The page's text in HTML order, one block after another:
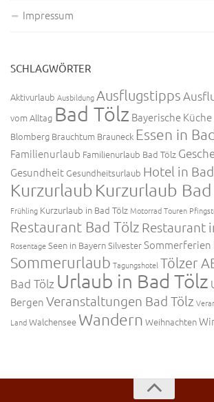
Impressum
SCHLAGWÖRTER
Aktivurlaub AusbildungAusflugstipps
vom Alltag Bad Tölz Bayerische Küche
Blomberg Brauchtum Brauneck Essen in
Familienurlaub Familienurlaub Bad Tölz
Gesundheit Gesundheitsurlaub Hotel in
Kurzurlaub Kurzurlaub
Frühling Kurzurlaub in Bad Tölz Motorrad Touren
Restaurant Bad Tölz Restaurant
RosentageSeen in BayernSilvesterSommerferien
Sommerurlaub Tagungshotel Tölzer
Bad Tölz Urlaub in Bad Tölz
BergenVeranstaltungen Bad Tölz
LandWalchensee Wandern Weihnachten